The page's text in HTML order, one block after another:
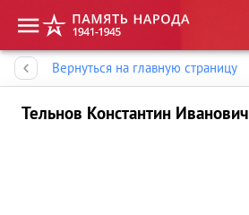
Вернуться на главную страницу
Тельнов Константин Иванович
Память народа